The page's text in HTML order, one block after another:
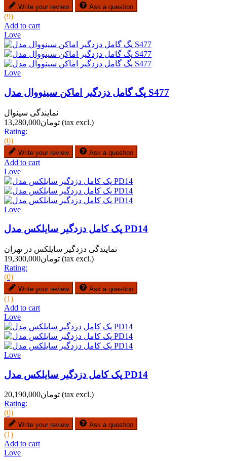
Write your review Ask a question
(9)
Add to cart
Love
Love
پگ گامل دزدگیر اماکن سینووال مدل S477
نمایندگی سینوال
تومان13,280,000 (tax excl.)
Rating:
(0)
Write your review Ask a question
Add to cart
Love
Love
پک کامل دزدگیر سایلکس مدل PD14
نمایندگی دزدگیر سایلکس در تهران
تومان19,300,000 (tax excl.)
Rating:
(0)
Write your review Ask a question
(1)
Add to cart
Love
Love
پک کامل دزدگیر سایلکس مدل PD14
تومان20,190,000 (tax excl.)
Rating:
(0)
Write your review Ask a question
(1)
Add to cart
Love